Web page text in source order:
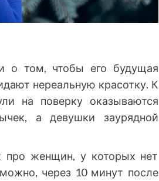
о том, чтобы его будущая
нереальную красотку. К
на поверку оказываются
а девушки заурядной
про женщин, у которых нет
через 10 минут после